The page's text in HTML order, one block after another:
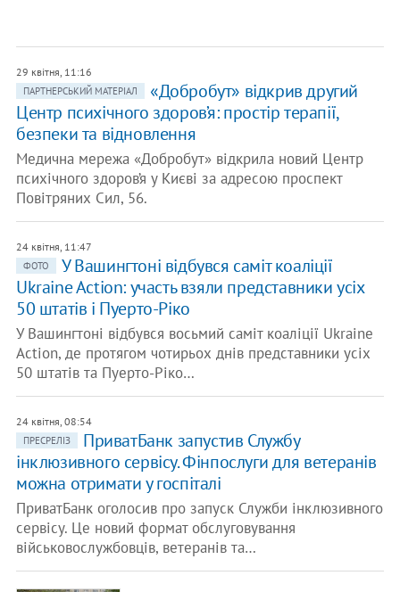
29 квітня, 11:16
ПАРТНЕРСЬКИЙ МАТЕРІАЛ
«Добробут» відкрив другий
Центр психічного здоров’я: простір терапії,
безпеки та відновлення
Медична мережа «Добробут» відкрила новий Центр
психічного здоров’я у Києві за адресою проспект
Повітряних Сил, 56.
24 квітня, 11:47
ФОТО
У Вашингтоні відбувся саміт коаліції
Ukraine Action: участь взяли представники усіх
50 штатів і Пуерто-Ріко
У Вашингтоні відбувся восьмий саміт коаліції Ukraine
Action, де протягом чотирьох днів представники усіх
50 штатів та Пуерто-Ріко…
24 квітня, 08:54
ПРЕСРЕЛІЗ
ПриватБанк запустив Службу
інклюзивного сервісу. Фінпослуги для ветеранів
можна отримати у госпіталі
ПриватБанк оголосив про запуск Служби інклюзивного
сервісу. Це новий формат обслуговування
військовослужбовців, ветеранів та…